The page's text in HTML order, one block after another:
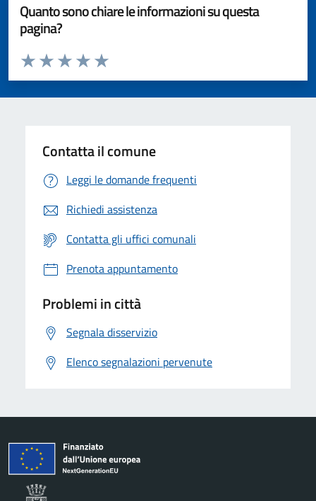
Quanto sono chiare le informazioni su questa
pagina?
Valuta da 1 a 5 stelle la pagina
Valuta 5 stelle su 5
Valuta 4 stelle su 5
Valuta 3 stelle su 5
Valuta 2 stelle su 5
Valuta 1 stelle su 5
Contatta il comune
Leggi le domande frequenti
Richiedi assistenza
Contatta gli uffici comunali
Prenota appuntamento
Problemi in città
Segnala disservizio
Elenco segnalazioni pervenute